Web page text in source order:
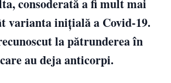
consoderată a fi mult mai
varianta inițială a Covid-19.
la pătrunderea în
au deja anticorpi.